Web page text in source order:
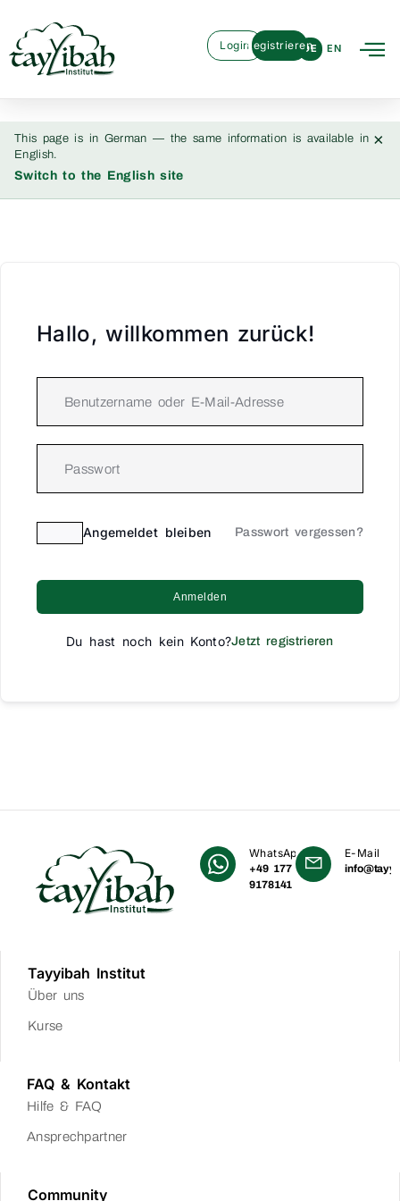
DE EN
LoginRegistrieren
This page is in German — the same information is available in
English.
Switch to the English site
×
Hallo, willkommen zurück!
Angemeldet bleiben Passwort vergessen?
Anmelden
Du hast noch kein Konto?Jetzt registrieren
WhatsApp
+49 177
9178141
E-Mail
Tayyibah Institut
Über uns
Kurse
FAQ & Kontakt
Hilfe & FAQ
Ansprechpartner
Community